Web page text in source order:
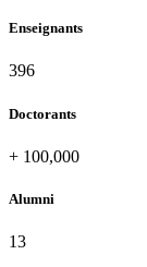
Enseignants
432
Doctorants
+ 100,000
Alumni
13